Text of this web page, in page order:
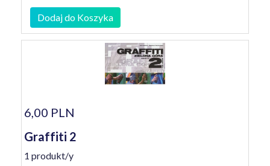
Dodaj do Koszyka
6,00 PLN
Graffiti 2
1 produkt/y